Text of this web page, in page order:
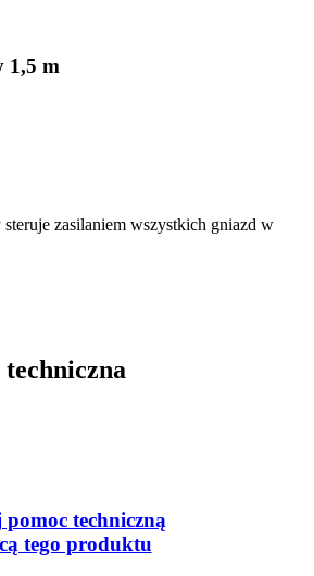
1,5 m
steruje zasilaniem wszystkich gniazd w
pomoc techniczną
tego produktu